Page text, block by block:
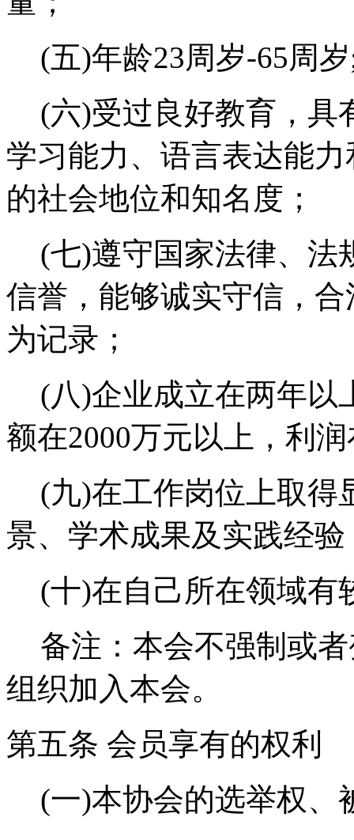
(五)年龄23周岁-65周岁
(六)受过良好教育，具
学习能力、语言表达能
的社会地位和知名度；
(七)遵守国家法律、法
信誉，能够诚实守信，
为记录；
(八)企业成立在两年以
额在2000万元以上，利
(九)在工作岗位上取得
景、学术成果及实践经验
(十)在自己所在领域有
备注：本会不强制或
组织加入本会。
第五条 会员享有的权利
(一)本协会的选举权、